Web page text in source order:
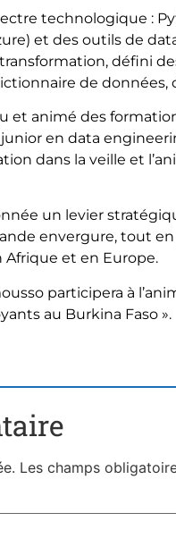
technologique :
et des outils de
défini
de données,
et animé des
en data
dans la veille et
un levier
envergure, tout
Afrique et en Europe.
participera à
au Burkina Faso ».
Les champs